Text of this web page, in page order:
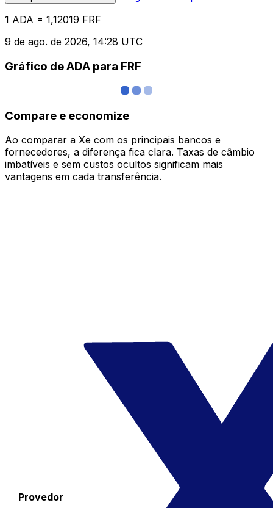
1 ADA = 1,12019 FRF
9 de ago. de 2026, 14:28 UTC
Gráfico de ADA para FRF
Compare e economize
Ao comparar a Xe com os principais bancos e
fornecedores, a diferença fica clara. Taxas de câmbio
imbatíveis e sem custos ocultos significam mais
vantagens em cada transferência.
Provedor